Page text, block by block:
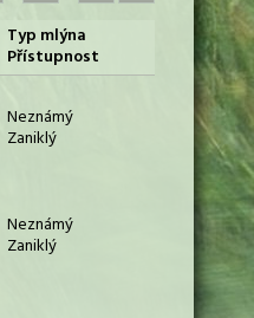
Typ mlýna
Přístupnost
Neznámý
Zaniklý
Neznámý
Zaniklý